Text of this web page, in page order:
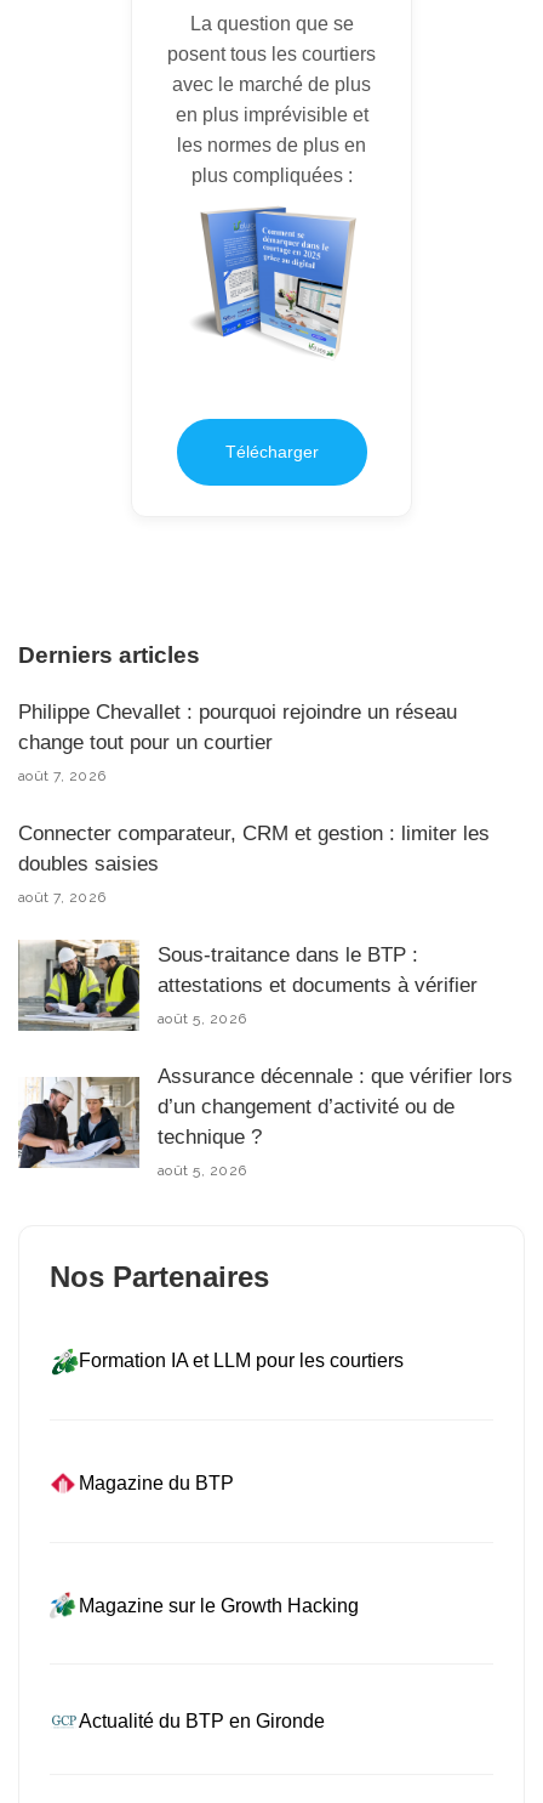
La question que se
posent tous les courtiers
avec le marché de plus
en plus imprévisible et
les normes de plus en
plus compliquées :
Télécharger
Derniers articles
Philippe Chevallet : pourquoi rejoindre un réseau
change tout pour un courtier
août 7, 2026
Connecter comparateur, CRM et gestion : limiter les
doubles saisies
août 7, 2026
Sous-traitance dans le BTP :
attestations et documents à vérifier
août 5, 2026
Assurance décennale : que vérifier lors
d’un changement d’activité ou de
technique ?
août 5, 2026
Nos Partenaires
Formation IA et LLM pour les courtiers
Magazine du BTP
Magazine sur le Growth Hacking
Actualité du BTP en Gironde